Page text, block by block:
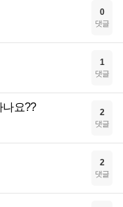
0
댓글
1
댓글
나요?? 2
댓글
2
댓글